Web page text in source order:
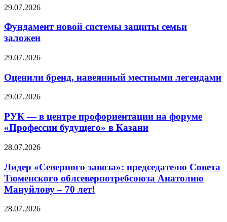
29.07.2026
Фундамент новой системы защиты семьи
заложен
29.07.2026
Оценили бренд, навеянный местными легендами
29.07.2026
РУК — в центре профориентации на форуме
«Профессии будущего» в Казани
28.07.2026
Лидер «Северного завоза»: председателю Совета
Тюменского облсеверпотребсоюза Анатолию
Мануйлову – 70 лет!
28.07.2026